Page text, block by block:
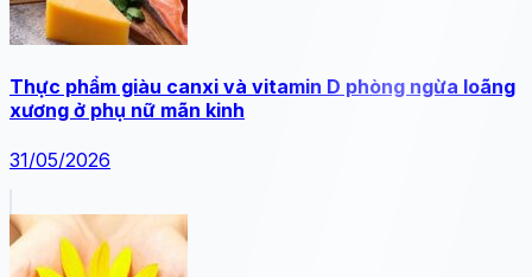
Thực phẩm giàu canxi và vitamin D phòng ngừa loãng
xương ở phụ nữ mãn kinh
31/05/2026